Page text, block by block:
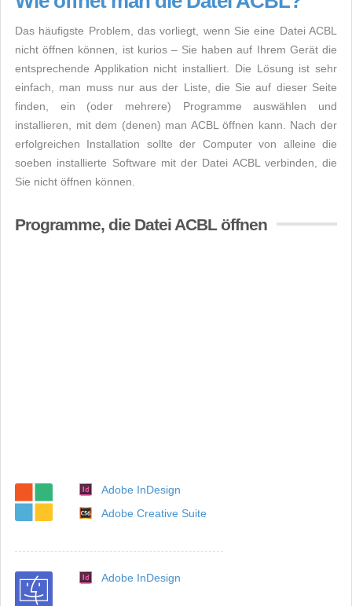
Das häufigste Problem, das vorliegt, wenn Sie eine Datei ACBL
nicht öffnen können, ist kurios – Sie haben auf Ihrem Gerät die
entsprechende Applikation nicht installiert. Die Lösung ist sehr
einfach, man muss nur aus der Liste, die Sie auf dieser Seite
finden, ein (oder mehrere) Programme auswählen und
installieren, mit dem (denen) man ACBL öffnen kann. Nach der
erfolgreichen Installation sollte der Computer von alleine die
soeben installierte Software mit der Datei ACBL verbinden, die
Sie nicht öffnen können.
Programme, die Datei ACBL öffnen
Adobe InDesign
Adobe Creative Suite
Adobe InDesign